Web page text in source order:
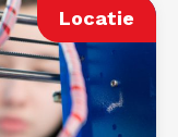
Locatie